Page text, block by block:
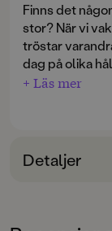
Finns det
stor? När vi
tröstar
dag på olika
om den där
barnet växer
läggdags, om
+ Läs mer
Detaljer